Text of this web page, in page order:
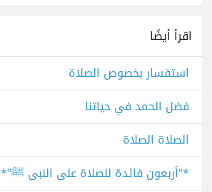
اقرأ أيضًا
استفسار بخصوص الصلاة
فضل الحمد في حياتنا
الصلاة الصلاة
*"أربعون فائدة للصلاة على النبي ﷺ"*